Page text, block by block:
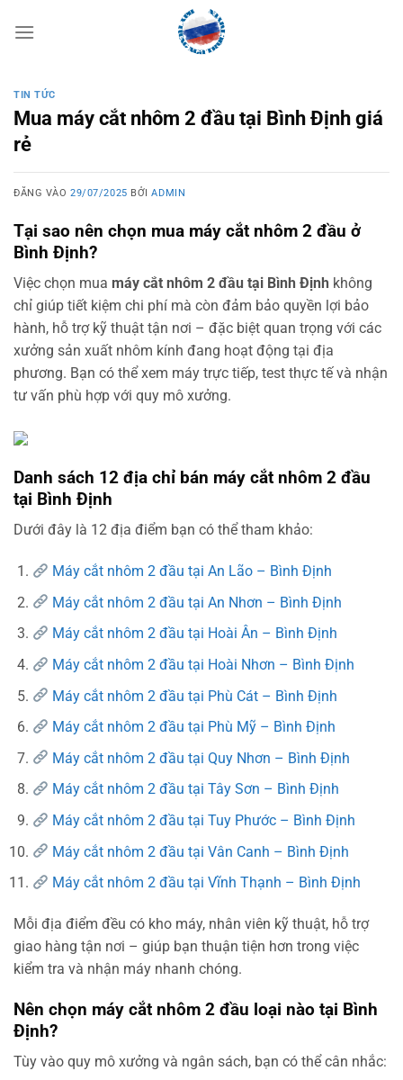
qua
TIN TỨC
Mua máy cắt nhôm 2 đầu tại Bình Định giá
rẻ
ĐĂNG VÀO29/07/2025 BỞIADMIN
Tại sao nên chọn mua máy cắt nhôm 2 đầu ở
Bình Định?
Việc chọn mua máy cắt nhôm 2 đầu tại Bình Định không
chỉ giúp tiết kiệm chi phí mà còn đảm bảo quyền lợi bảo
hành, hỗ trợ kỹ thuật tận nơi – đặc biệt quan trọng với các
xưởng sản xuất nhôm kính đang hoạt động tại địa
phương. Bạn có thể xem máy trực tiếp, test thực tế và nhận
tư vấn phù hợp với quy mô xưởng.
Danh sách 12 địa chỉ bán máy cắt nhôm 2 đầu
tại Bình Định
Dưới đây là 12 địa điểm bạn có thể tham khảo:
Máy cắt nhôm 2 đầu tại An Lão – Bình Định
Máy cắt nhôm 2 đầu tại An Nhơn – Bình Định
Máy cắt nhôm 2 đầu tại Hoài Ân – Bình Định
Máy cắt nhôm 2 đầu tại Hoài Nhơn – Bình Định
Máy cắt nhôm 2 đầu tại Phù Cát – Bình Định
Máy cắt nhôm 2 đầu tại Phù Mỹ – Bình Định
Máy cắt nhôm 2 đầu tại Quy Nhơn – Bình Định
Máy cắt nhôm 2 đầu tại Tây Sơn – Bình Định
Máy cắt nhôm 2 đầu tại Tuy Phước – Bình Định
Máy cắt nhôm 2 đầu tại Vân Canh – Bình Định
Máy cắt nhôm 2 đầu tại Vĩnh Thạnh – Bình Định
Mỗi địa điểm đều có kho máy, nhân viên kỹ thuật, hỗ trợ
giao hàng tận nơi – giúp bạn thuận tiện hơn trong việc
kiểm tra và nhận máy nhanh chóng.
Nên chọn máy cắt nhôm 2 đầu loại nào tại Bình
Định?
Tùy vào quy mô xưởng và ngân sách, bạn có thể cân nhắc: